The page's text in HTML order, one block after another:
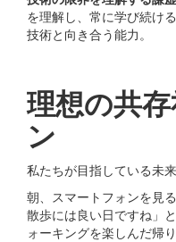
を理解し、常に学び続け
技術と向き合う能⼒。
理想の共
ン
私たちが⽬指している未
朝、スマートフォンを⾒
散歩には良い⽇ですね」
ォーキングを楽しんだ帰